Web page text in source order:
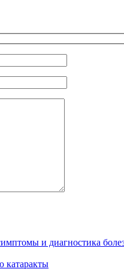
и диагностика
катаракты